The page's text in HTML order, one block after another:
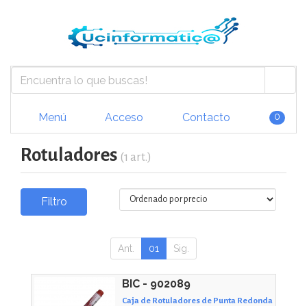
Menú Acceso Contacto 0
Rotuladores (1 art.)
Filtro
Ant. 01 Sig.
BIC - 902089
Caja de Rotuladores de Punta Redonda